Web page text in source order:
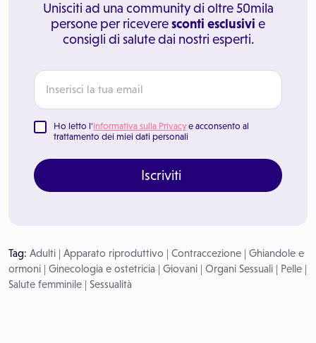
Unisciti ad una community di oltre 50mila
persone per riceveresconti esclusivi e
consigli di salute dai nostri esperti.
Ho letto l'Informativa sulla Privacy e acconsento al
trattamento dei miei dati personali
Iscriviti
Tag: Adulti | Apparato riproduttivo | Contraccezione | Ghiandole e
ormoni | Ginecologia e ostetricia | Giovani | Organi Sessuali | Pelle |
Salute femminile | Sessualità